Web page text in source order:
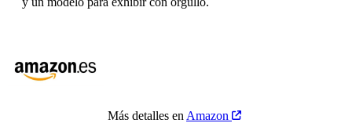
Más detalles en Amazon